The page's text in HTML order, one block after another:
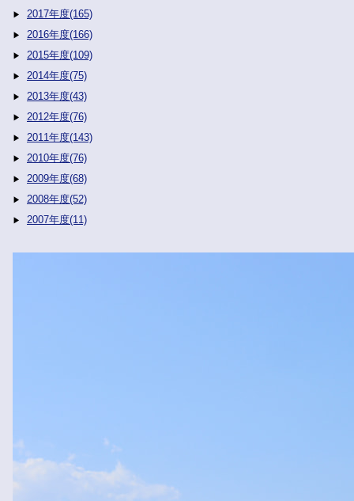
2017年度(165)
2016年度(166)
2015年度(109)
2014年度(75)
2013年度(43)
2012年度(76)
2011年度(143)
2010年度(76)
2009年度(68)
2008年度(52)
2007年度(11)